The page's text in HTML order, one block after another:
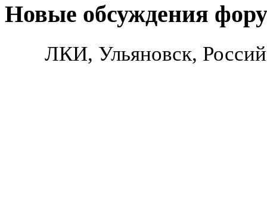
Новые обсуждения
ЛКИ, Ульяновск,